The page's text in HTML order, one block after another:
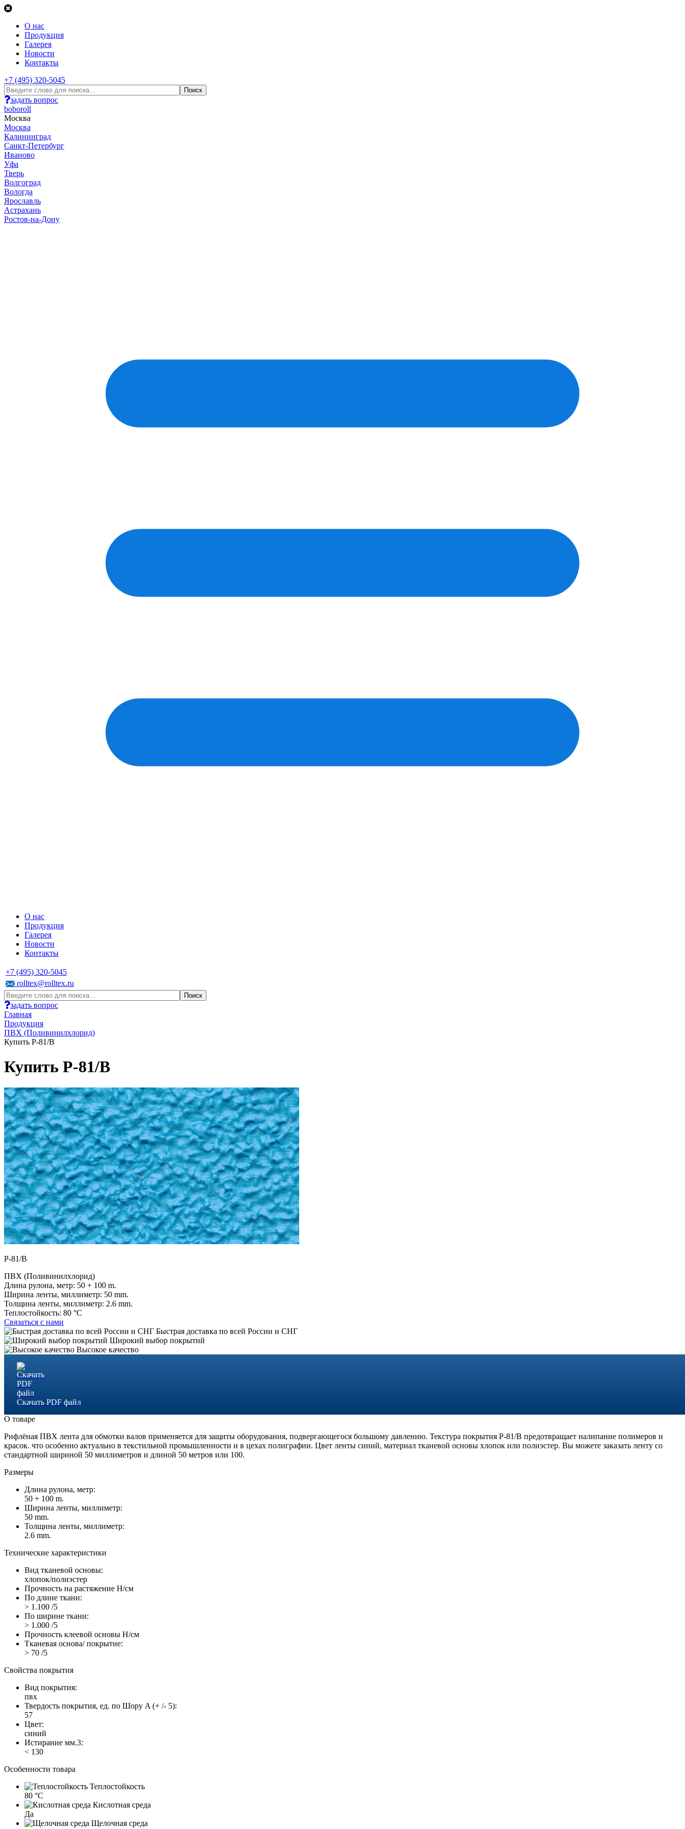
О нас
Продукция
Галерея
Новости
Контакты
+7 (495) 320-5045
задать вопрос
boboroll
Москва
Москва
Калининград
Санкт-Петербург
Иваново
Уфа
Тверь
Волгоград
Вологда
Ярославль
Астрахань
Ростов-на-Дону
О нас
Продукция
Галерея
Новости
Контакты
+7 (495) 320-5045
rolltex@rolltex.ru
задать вопрос
Главная
Продукция
ПВХ (Поливинилхлорид)
Купить P-81/B
Купить P-81/B
P-81/B
ПВХ (Поливинилхлорид)
Длина рулона, метр: 50 + 100 m.
Ширина ленты, миллиметр: 50 mm.
Толщина ленты, миллиметр: 2.6 mm.
Теплостойкость: 80 °C
Связаться с нами
Быстрая доставка по всей России и СНГ
Широкий выбор покрытий
Высокое качество
Скачать PDF файл
О товаре
Рифлёная ПВХ лента для обмотки валов применяется для защиты оборудования, подвергающегося большому давлению. Текстура покрытия P-81/B предотвращает налипание полимеров и
красок. что особенно актуально в текстильной промышленности и в цехах полиграфии. Цвет ленты синий, материал тканевой основы хлопок или полиэстер. Вы можете заказать ленту со
стандартной шириной 50 миллиметров и длиной 50 метров или 100.
Размеры
Длина рулона, метр:
50 + 100 m.
Ширина ленты, миллиметр:
50 mm.
Толщина ленты, миллиметр:
2.6 mm.
Технические характеристики
Вид тканевой основы:
хлопок/полиэстер
Прочность на растяжение Н/см
По длине ткани:
> 1.100 /5
По ширине ткани:
> 1.000 /5
Прочность клеевой основы Н/см
Тканевая основа/ покрытие:
> 70 /5
Свойства покрытия
Вид покрытия:
пвх
Твердость покрытия, ед. по Шору A (+ /- 5):
57
Цвет:
синий
Истирание мм.3:
< 130
Особенности товара
Теплостойкость
80 °C
Кислотная среда
Да
Щелочная среда